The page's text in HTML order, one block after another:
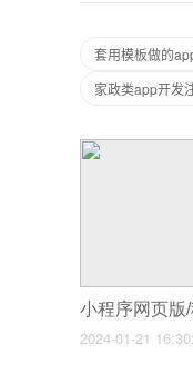
套用模板做的
家政类app开发
2024-01-21